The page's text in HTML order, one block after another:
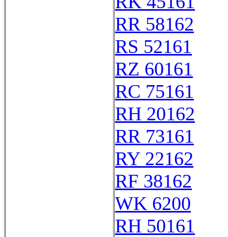
RR 58162
RS 52161
RZ 60161
RC 75161
RH 20162
RR 73161
RY 22162
RF 38162
WK 6200
RH 50161